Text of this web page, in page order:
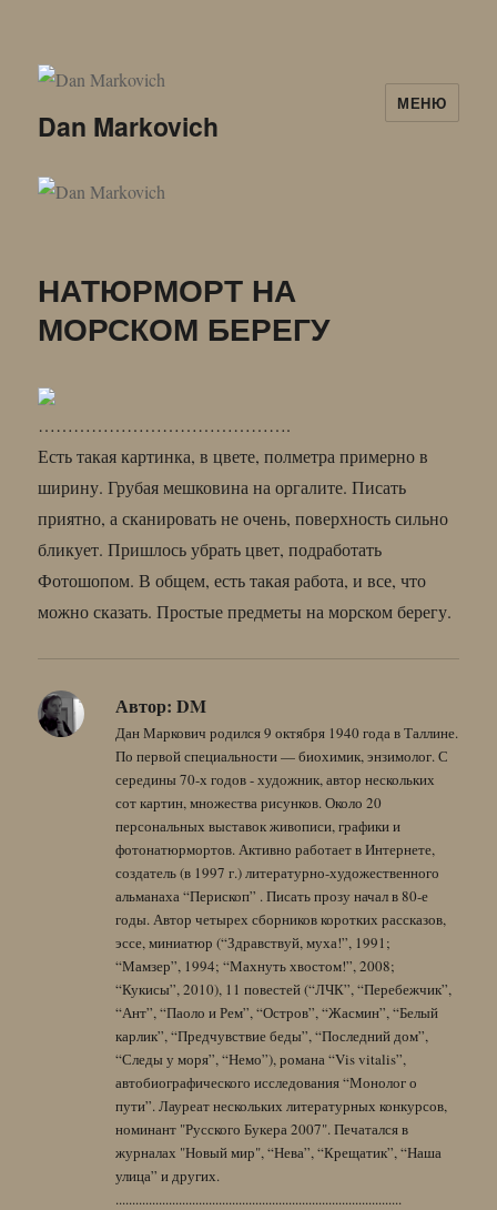
Dan Markovich
МЕНЮ
НАТЮРМОРТ НА
МОРСКОМ БЕРЕГУ
…………………………………….
Есть такая картинка, в цвете, полметра примерно в
ширину. Грубая мешковина на оргалите. Писать
приятно, а сканировать не очень, поверхность сильно
бликует. Пришлось убрать цвет, подработать
Фотошопом. В общем, есть такая работа, и все, что
можно сказать. Простые предметы на морском берегу.
Автор: DM
Дан Маркович родился 9 октября 1940 года в Таллине.
По первой специальности — биохимик, энзимолог. С
середины 70-х годов - художник, автор нескольких
сот картин, множества рисунков. Около 20
персональных выставок живописи, графики и
фотонатюрмортов. Активно работает в Интернете,
создатель (в 1997 г.) литературно-художественного
альманаха “Перископ” . Писать прозу начал в 80-е
годы. Автор четырех сборников коротких рассказов,
эссе, миниатюр (“Здравствуй, муха!”, 1991;
“Мамзер”, 1994; “Махнуть хвостом!”, 2008;
“Кукисы”, 2010), 11 повестей (“ЛЧК”, “Перебежчик”,
“Ант”, “Паоло и Рем”, “Остров”, “Жасмин”, “Белый
карлик”, “Предчувствие беды”, “Последний дом”,
“Следы у моря”, “Немо”), романа “Vis vitalis”,
автобиографического исследования “Монолог о
пути”. Лауреат нескольких литературных конкурсов,
номинант "Русского Букера 2007". Печатался в
журналах "Новый мир", “Нева”, “Крещатик”, “Наша
улица” и других.
......................................................................................